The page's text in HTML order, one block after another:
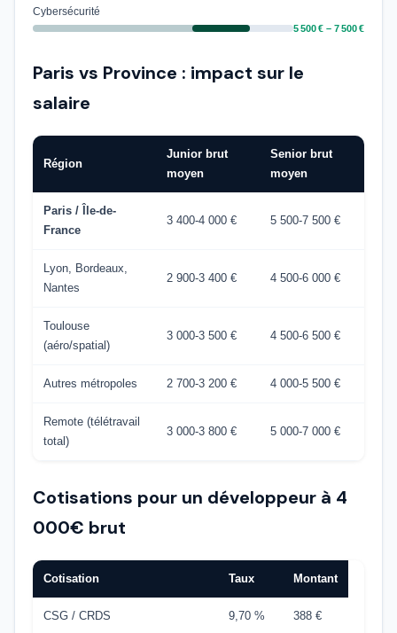
Cybersécurité
5 500 € – 7 500 €
Paris vs Province : impact sur le
salaire
Région
Junior brut
moyen
Senior brut
moyen
Paris / Île-de-
France
3 400-4 000 € 5 500-7 500 €
Lyon, Bordeaux,
Nantes
2 900-3 400 € 4 500-6 000 €
Toulouse
(aéro/spatial)
3 000-3 500 € 4 500-6 500 €
Autres métropoles 2 700-3 200 € 4 000-5 500 €
Remote (télétravail
total)
3 000-3 800 € 5 000-7 000 €
Cotisations pour un développeur à 4
000€ brut
Cotisation Taux Montant
CSG / CRDS 9,70 % 388 €